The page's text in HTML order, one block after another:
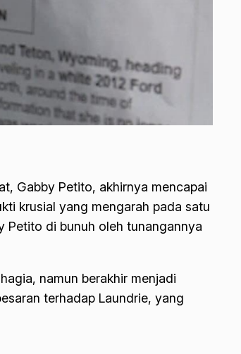
Gabby Petito, akhirnya mencapai
krusial yang mengarah pada satu
Petito di bunuh oleh tunangannya
namun berakhir menjadi
terhadap Laundrie, yang